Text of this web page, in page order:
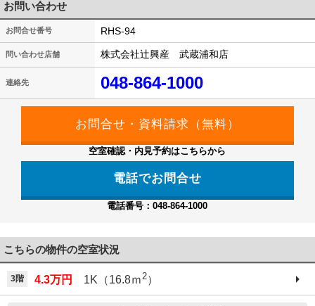
お問い合わせ
お問合せ番号 RHS-94
問い合わせ店舗 株式会社辻興産 武蔵浦和店
連絡先 048-864-1000
空室確認・内見予約はこちらから
電話でお問合せ
電話番号：048-864-1000
こちらの物件の空室状況
3階 4.3万円 1K（16.8ｍ2）